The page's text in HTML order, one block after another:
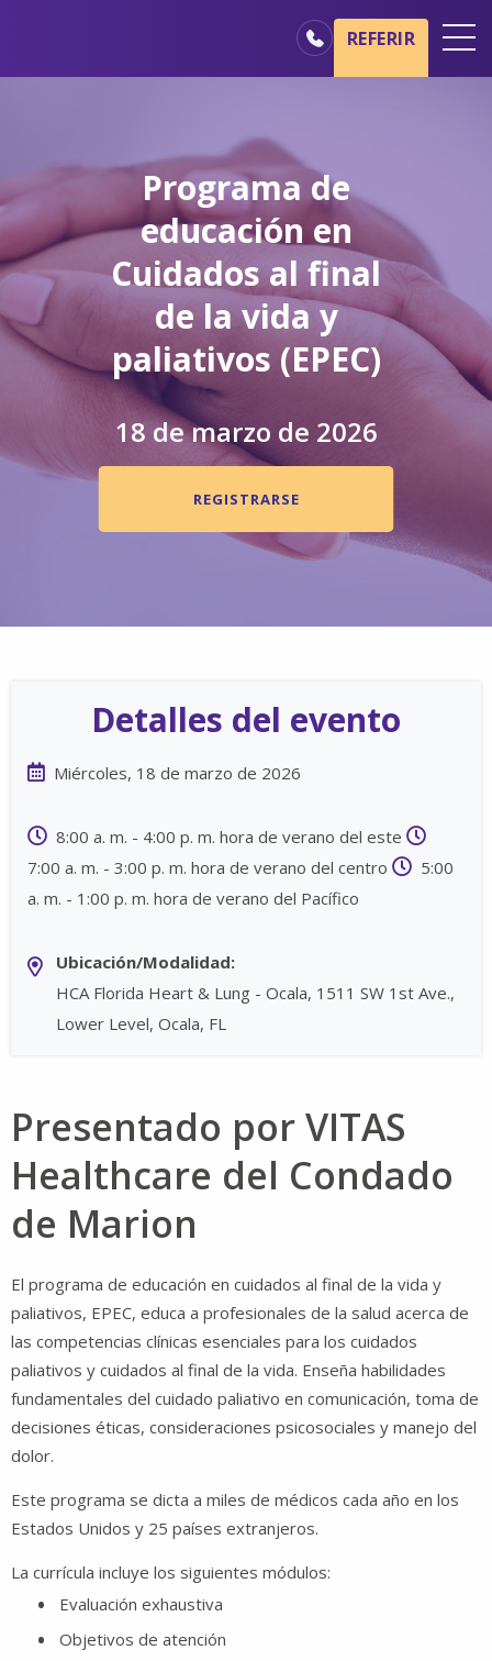
Básicos del cuidado de hospicio
Nuestros servicios
Profesionales médicos
Familiares y cuidadores
REFERIR
Programa de
educación en
Cuidados al final
de la vida y
paliativos (EPEC)
18 de marzo de 2026
REGISTRARSE
Presentado por VITAS
Healthcare del Condado
de Marion
El programa de educación en cuidados al final de la vida y
paliativos, EPEC, educa a profesionales de la salud acerca de
las competencias clínicas esenciales para los cuidados
paliativos y cuidados al final de la vida. Enseña habilidades
fundamentales del cuidado paliativo en comunicación, toma de
decisiones éticas, consideraciones psicosociales y manejo del
dolor.
Este programa se dicta a miles de médicos cada año en los
Estados Unidos y 25 países extranjeros.
La currícula incluye los siguientes módulos:
Evaluación exhaustiva
Objetivos de atención
Detalles del evento
Miércoles, 18 de marzo de 2026
8:00 a. m. - 4:00 p. m. hora de verano del este
7:00 a. m. - 3:00 p. m. hora de verano del centro
5:00
a. m. - 1:00 p. m. hora de verano del Pacífico
Ubicación/Modalidad:
HCA Florida Heart & Lung - Ocala, 1511 SW 1st Ave.,
Lower Level, Ocala, FL